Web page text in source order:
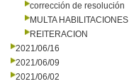
corrección de resolución
MULTA HABILITACIONES
REITERACION
2021/06/16
2021/06/09
2021/06/02